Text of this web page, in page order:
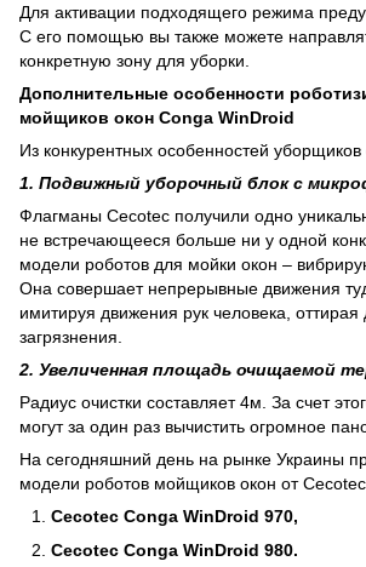
Для активации подходящего режима
С его помощью вы также можете
конкретную зону для уборки.
Дополнительные особенности
мойщиков окон Conga WinDroid
Из конкурентных особенностей
1. Подвижный уборочный блок с
Флагманы Cecotec получили одно
не встречающееся больше ни у одной
модели роботов для мойки окон –
Она совершает непрерывные движения
имитируя движения рук человека,
загрязнения.
2. Увеличенная площадь очищаемой
Радиус очистки составляет 4м. За счет
могут за один раз вычистить огромное
На сегодняшний день на рынке Украины
модели роботов мойщиков окон от
Cecotec Conga WinDroid 970,
Cecotec Conga WinDroid 980.